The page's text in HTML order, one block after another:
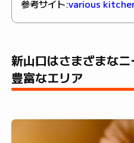
参考サイト:various
新山口はさまざまな
豊富なエリア